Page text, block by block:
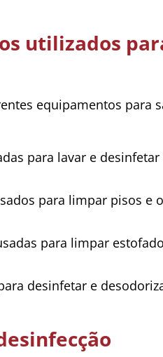
utilizados
equipamentos para
para lavar e
para limpar pisos e
para limpar
desinfetar e